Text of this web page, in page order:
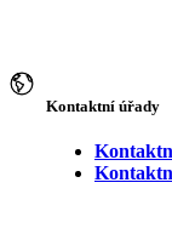
Kontaktní úřady